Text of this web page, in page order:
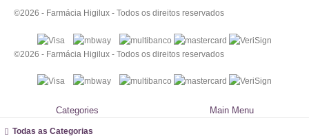
©2026 - Farmácia Higilux - Todos os direitos reservados
©2026 - Farmácia Higilux - Todos os direitos reservados
Categories Main Menu
Todas as Categorias